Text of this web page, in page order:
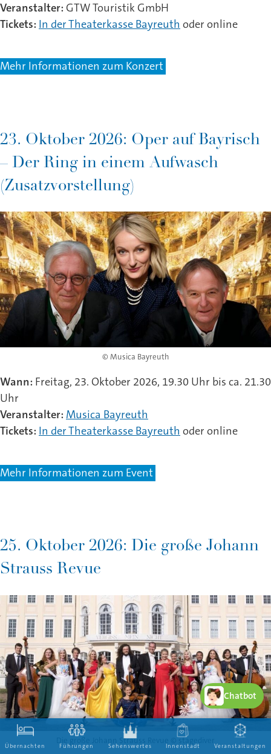
Veranstalter: GTW Touristik GmbH
Tickets: In der Theaterkasse Bayreuth oder online
Mehr Informationen zum Konzert
23. Oktober 2026: Oper auf Bayrisch
– Der Ring in einem Aufwasch
(Zusatzvorstellung)
© Musica Bayreuth
Wann: Freitag, 23. Oktober 2026, 19.30 Uhr bis ca. 21.30
Uhr
Veranstalter: Musica Bayreuth
Tickets: In der Theaterkasse Bayreuth oder online
Mehr Informationen zum Event
25. Oktober 2026: Die große Johann
Strauss Revue
Die große Johann Strauss Revue © stagediver
Übernachten Führungen Sehenswertes Innenstadt Veranstaltungen
Chatbot